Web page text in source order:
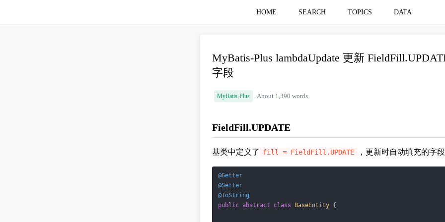
HOME SEARCH TOPICS DATA
MyBatis-Plus lambdaUpdate 更新
字段
MyBatis-Plus About 1,390 words
FieldFill.UPDATE
基类中定义了 fill = FieldFill.UPDATE ，更新时自动填充的字
@Getter
@Setter
@ToString
public abstract class BaseEntity {